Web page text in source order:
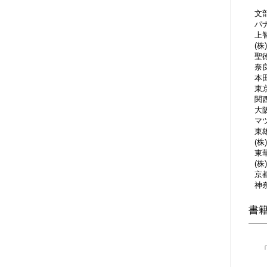
文
パ
上
(株
聖
奈
本
東
関
大
マ
東
(株
東
(株
京
神
書